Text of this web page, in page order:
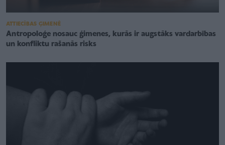
ATTIECĪBAS ĢIMENĒ
Antropoloģe nosauc ģimenes, kurās ir augstāks vardarbības
un konfliktu rašanās risks